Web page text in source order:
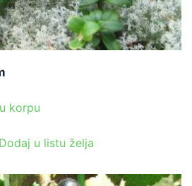
korpu
Dodaj u listu želja